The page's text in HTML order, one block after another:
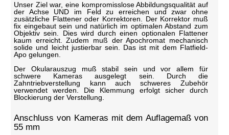
Unser Ziel war, eine kompromisslose Abbildungsqualität auf
der Achse UND im Feld zu erreichen und zwar ohne
zusätzliche Flattener oder Korrektoren. Der Korrektor muß
fix eingebaut sein und natürlich im optimalen Abstand zum
Objektiv sein. Dies wird durch einen optionalen Flattener
kaum erreicht. Zudem muß der Apochromat mechanisch
solide und leicht justierbar sein. Das ist mit dem Flatfield-
Apo gelungen.
Der Okularauszug muß stabil sein und vor allem für
schwere Kameras ausgelegt sein. Durch die
Zahntriebverstellung kann auch schweres Zubehör
verwendet werden. Die Klemmung erfolgt sicher durch
Blockierung der Verstellung.
Anschluss von Kameras mit dem Auflagemaß von
55 mm